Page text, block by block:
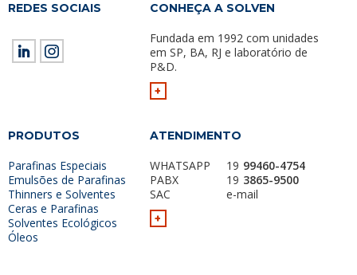
REDES SOCIAIS CONHEÇA A SOLVEN
Fundada em 1992 com unidades
em SP, BA, RJ e laboratório de
P&D.
+
PRODUTOS
Parafinas Especiais
Emulsões de Parafinas
Thinners e Solventes
Ceras e Parafinas
Solventes Ecológicos
Óleos
ATENDIMENTO
WHATSAPP
PABX
SAC
+
19 99460-4754
19 3865-9500
e-mail